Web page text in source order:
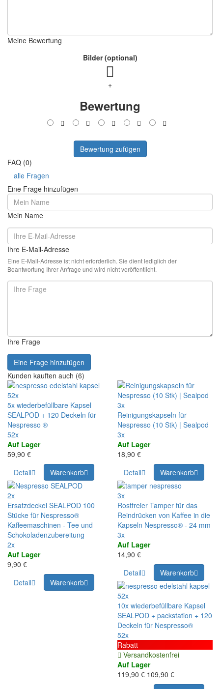
Meine Bewertung
Bilder (optional)
+
Bewertung
Bewertung zufügen
FAQ (0)
alle Fragen
Eine Frage hinzufügen
Mein Name
Ihre E-Mail-Adresse
Eine E-Mail-Adresse ist nicht erforderlich. Sie dient lediglich der
Beantwortung Ihrer Anfrage und wird nicht veröffentlicht.
Ihre Frage
Eine Frage hinzufügen
Kunden kauften auch (6)
52x
5x wiederbefüllbare Kapsel
SEALPOD + 120 Deckeln für
Nespresso ®
52x
Auf Lager
59,90 €
Detail
Warenkorb
3x
Reinigungskapseln für
Nespresso (10 Stk) | Sealpod
3x
Auf Lager
18,90 €
Detail
Warenkorb
2x
Ersatzdeckel SEALPOD 100
Stücke für Nespresso®
Kaffeemaschinen - Tee und
Schokoladenzubereitung
2x
Auf Lager
9,90 €
Detail
Warenkorb
3x
Rostfreier Tamper für das
Reindrücken von Kaffee in die
Kapseln Nespresso® - 24 mm
3x
Auf Lager
14,90 €
Detail
Warenkorb
52x
10x wiederbefüllbare Kapsel
SEALPOD + packstation + 120
Deckeln für Nespresso®
52x
Rabatt
Versandkostenfrei
Auf Lager
119,90 € 109,90 €